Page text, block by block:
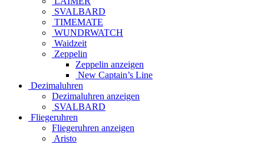
SVALBARD
TIMEMATE
WUNDRWATCH
Waidzeit
Zeppelin
Zeppelin anzeigen
New Captain’s Line
Dezimaluhren
Dezimaluhren anzeigen
SVALBARD
Fliegeruhren
Fliegeruhren anzeigen
Aristo